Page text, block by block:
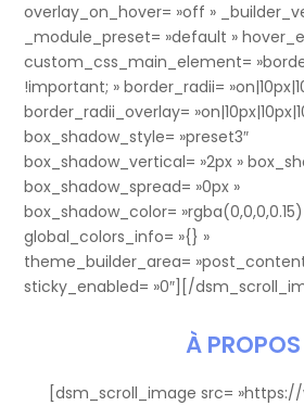
overlay_on_hover= »off »
_module_preset= »default »
custom_css_main_element=
!important; » border_radii=
border_radii_overlay=
box_shadow_style= »preset3″
box_shadow_vertical= »2px »
box_shadow_spread= »0px »
box_shadow_color= »rgba(0,0,0,0.15)
global_colors_info= »{} »
theme_builder_area=
sticky_enabled= »0″][/
À PROPOS
[dsm_scroll_image src=